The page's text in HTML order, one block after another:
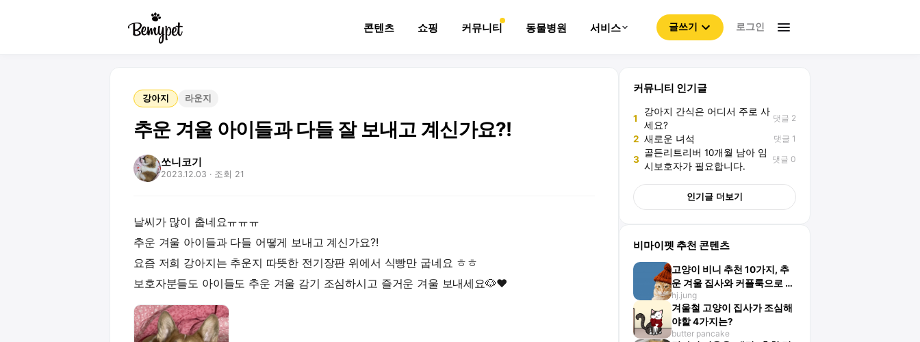
콘텐츠 쇼핑 커뮤니티 동물병원 서비스 글쓰기 로그인
강아지 라운지
추운 겨울 아이들과 다들 잘 보내고 계신가요?!
쏘니코기
2023.12.03 · 조회 21
날씨가 많이 춥네요ㅠㅠㅠ
추운 겨울 아이들과 다들 어떻게 보내고 계신가요?!
요즘 저희 강아지는 추운지 따뜻한 전기장판 위에서 식빵만 굽네요 ㅎㅎ
보호자분들도 아이들도 추운 겨울 감기 조심하시고 즐거운 겨울 보내세요🐶❤️
커뮤니티 인기글
1
강아지 간식은 어디서 주로 사
세요?
댓글 2
2 새로운 녀석 댓글 1
3
골든리트리버 10개월 남아 임
시보호자가 필요합니다.
댓글 0
인기글 더보기
비마이펫 추천 콘텐츠
고양이 비니 추천 10가지, 추
운 겨울 집사와 커플룩으로 완
성!
hj.jung
겨울철 고양이 집사가 조심해
야할 4가지는?
butter pancake